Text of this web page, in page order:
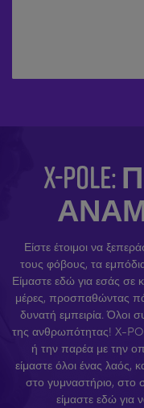
X-
Είστε έτοιμοι να
τους φόβους, τα
Είμαστε εδώ για εσάς σε
μέρες, προσπαθώντας
δυνατή εμπειρία. Όλοι
της ανθρωπότητας! X-
ή την παρέα με την
είμαστε όλοι ένας λαός,
στο γυμναστήριο, στο
είμαστε εδώ για